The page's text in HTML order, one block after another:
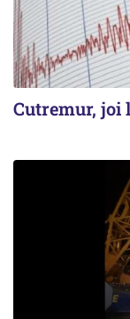
Cutremur, joi